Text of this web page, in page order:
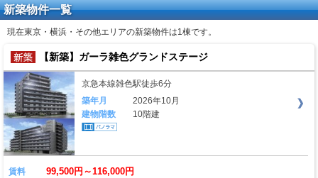
新築物件一覧
現在東京・横浜・その他エリアの新築物件は1棟です。
【新築】ガーラ雑色グランドステージ
京急本線雑色駅徒歩6分
築年月
2026年10月
建物階数
10階建
賃料 99,500円～116,000円